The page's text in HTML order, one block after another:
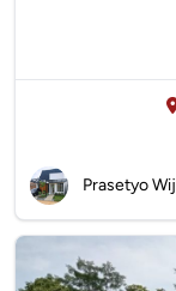
Prasetyo